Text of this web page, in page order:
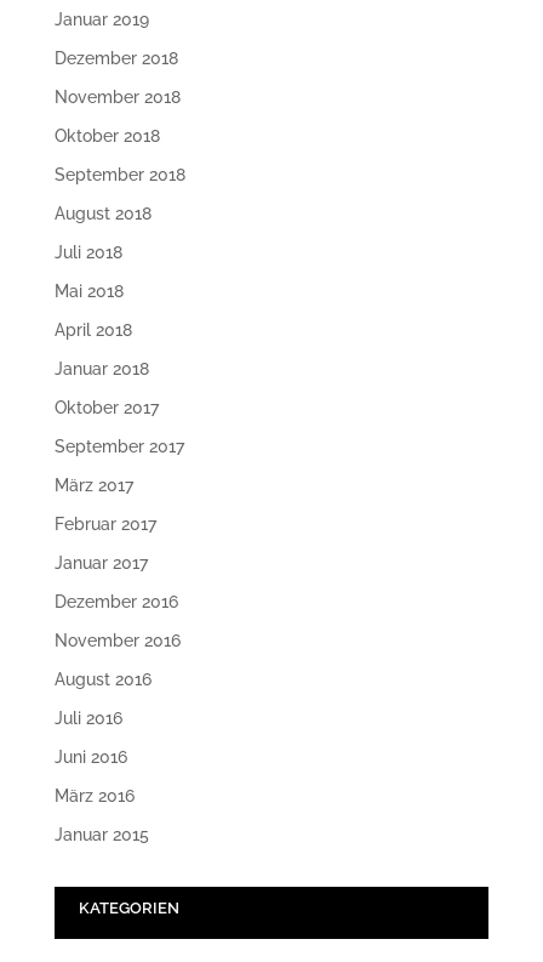
Januar 2019
Dezember 2018
November 2018
Oktober 2018
September 2018
August 2018
Juli 2018
Mai 2018
April 2018
Januar 2018
Oktober 2017
September 2017
März 2017
Februar 2017
Januar 2017
Dezember 2016
November 2016
August 2016
Juli 2016
Juni 2016
März 2016
Januar 2015
KATEGORIEN